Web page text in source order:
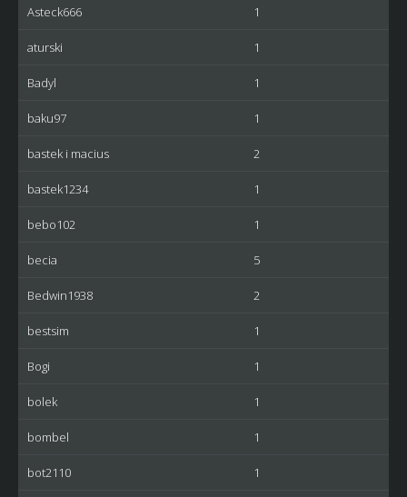
Asteck666 1
aturski 1
Badyl 1
baku97 1
bastek i macius 2
bastek1234 1
bebo102 1
becia 5
Bedwin1938 2
bestsim 1
Bogi 1
bolek 1
bombel 1
bot2110 1